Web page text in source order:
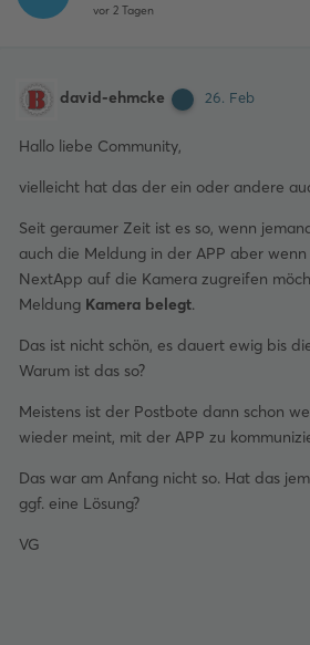
vor 2 Tagen
david-ehmcke 26. Feb
Hallo liebe Community,
vielleicht hat das der ein oder andere
Seit geraumer Zeit ist es so, wenn
auch die Meldung in der APP aber
NextApp auf die Kamera zugreifen
Meldung Kamera belegt.
Das ist nicht schön, es dauert ewig bis
Warum ist das so?
Meistens ist der Postbote dann schon
wieder meint, mit der APP zu
Das war am Anfang nicht so. Hat das
ggf. eine Lösung?
VG